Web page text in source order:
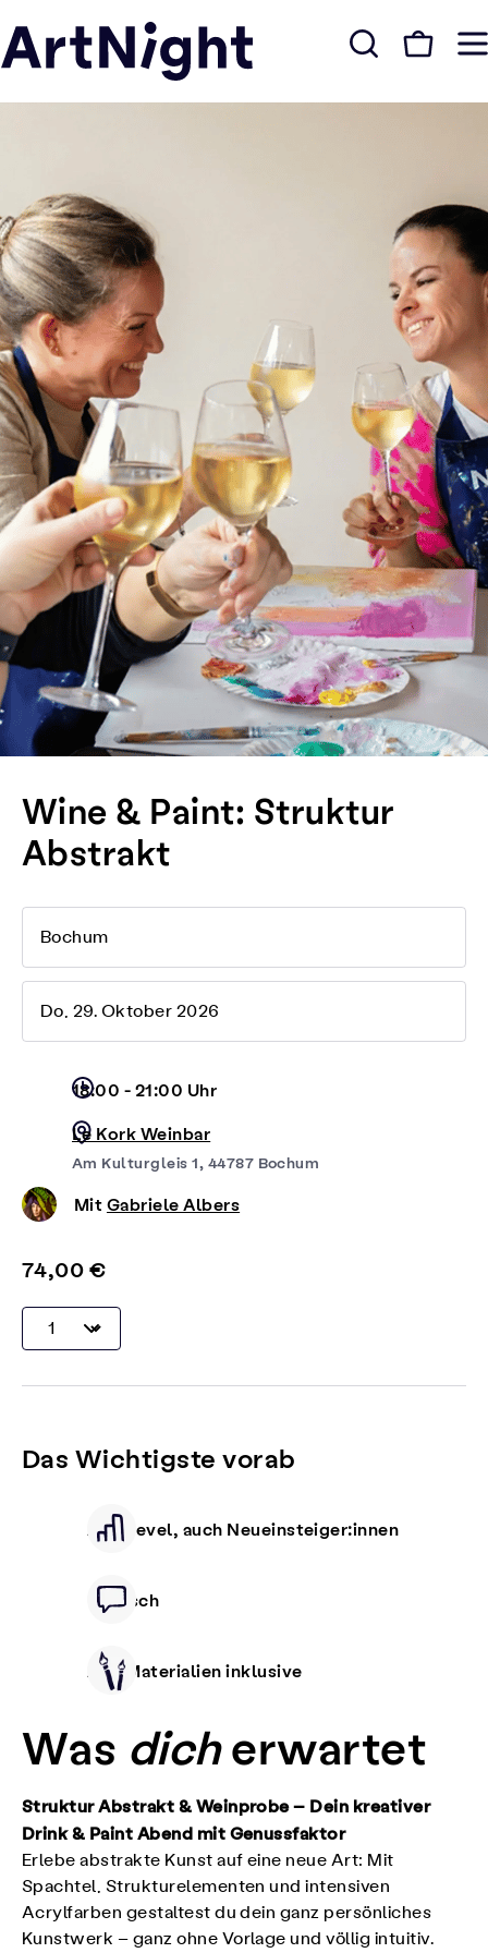
Wine & Paint: Struktur
Abstrakt
Bochum
Do, 29. Oktober 2026
18:00 - 21:00 Uhr
Le Kork Weinbar
Am Kulturgleis 1, 44787 Bochum
Mit Gabriele Albers
74,00 €
Das Wichtigste vorab
Alle Level, auch Neueinsteiger:innen
Deutsch
Alle Materialien inklusive
Was dicherwartet
Struktur Abstrakt & Weinprobe – Dein kreativer
Drink & Paint Abend mit Genussfaktor
Erlebe abstrakte Kunst auf eine neue Art: Mit
Spachtel, Strukturelementen und intensiven
Acrylfarben gestaltest du dein ganz persönliches
Kunstwerk – ganz ohne Vorlage und völlig intuitiv.